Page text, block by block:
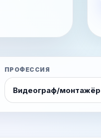
ПРОФЕССИЯ